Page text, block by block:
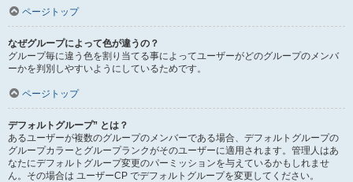
ページトップ
なぜグループによって色が違うの？
グループ毎に違う色を割り当てる事によってユーザーがどのグループのメンバ
ーかを判別しやすいようにしているためです。
ページトップ
デフォルトグループ” とは？
あるユーザーが複数のグループのメンバーである場合、デフォルトグループの
グループカラーとグループランクがそのユーザーに適用されます。管理人はあ
なたにデフォルトグループ変更のパーミッションを与えているかもしれませ
ん。その場合は ユーザーCP でデフォルトグループを変更してください。